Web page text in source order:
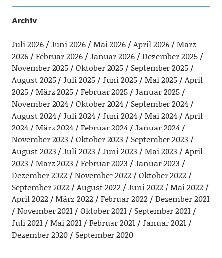
Archiv
Juli 2026 Juni 2026 Mai 2026 April 2026
März
2026
Februar 2026 Januar 2026
Dezember 2025
November 2025
Oktober 2025
September 2025
August 2025
Juli 2025 Juni 2025 Mai 2025
April
2025
März 2025 Februar 2025
Januar 2025
November 2024
Oktober 2024
September 2024
August 2024
Juli 2024 Juni 2024 Mai 2024
April
2024
März 2024 Februar 2024
Januar 2024
November 2023
Oktober 2023
September 2023
August 2023
Juli 2023 Juni 2023 Mai 2023
April
2023
März 2023 Februar 2023
Januar 2023
Dezember 2022
November 2022
Oktober 2022
September 2022
August 2022 Juni 2022
Mai 2022
April 2022
März 2022 Februar 2022
Dezember 2021
November 2021
Oktober 2021
September 2021
Juli 2021
Mai 2021 Februar 2021
Januar 2021
Dezember 2020
September 2020